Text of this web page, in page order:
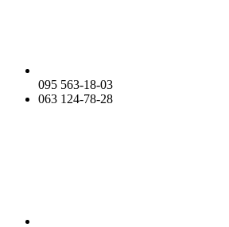
095 563-18-03
063 124-78-28